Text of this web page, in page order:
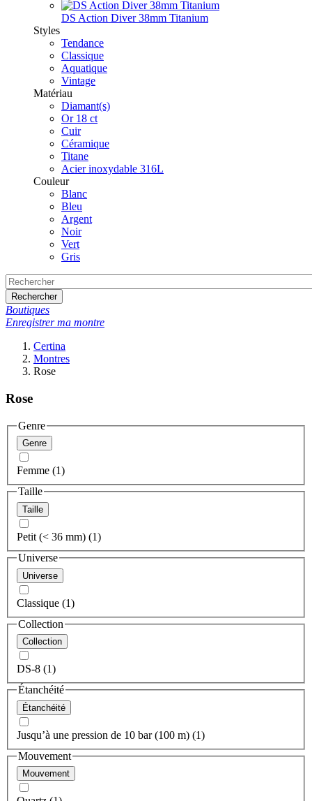
DS Action Diver 38mm Titanium
Styles
Tendance
Classique
Aquatique
Vintage
Matériau
Diamant(s)
Or 18 ct
Cuir
Céramique
Titane
Acier inoxydable 316L
Couleur
Blanc
Bleu
Argent
Noir
Vert
Gris
Rechercher
Boutiques
Enregistrer ma montre
Certina
Montres
Rose
Rose
Genre
Genre
Femme (1)
Taille
Taille
Petit (< 36 mm) (1)
Universe
Universe
Classique (1)
Collection
Collection
DS-8 (1)
Étanchéité
Étanchéité
Jusqu’à une pression de 10 bar (100 m) (1)
Mouvement
Mouvement